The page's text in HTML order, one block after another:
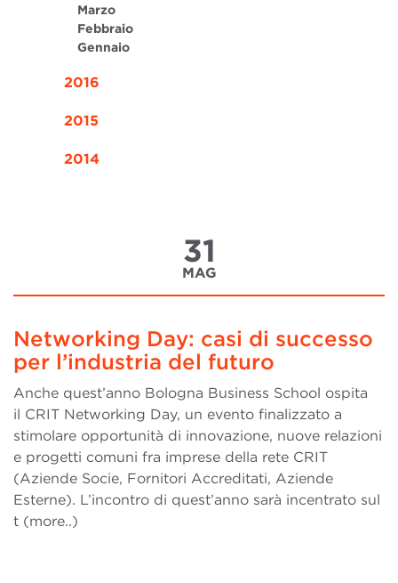
Marzo
Febbraio
Gennaio
2016
2015
2014
31
MAG
Networking Day: casi di successo
per l’industria del futuro
Anche quest’anno Bologna Business School ospita
il CRIT Networking Day, un evento finalizzato a
stimolare opportunità di innovazione, nuove relazioni
e progetti comuni fra imprese della rete CRIT
(Aziende Socie, Fornitori Accreditati, Aziende
Esterne). L’incontro di quest’anno sarà incentrato sul
t (more..)